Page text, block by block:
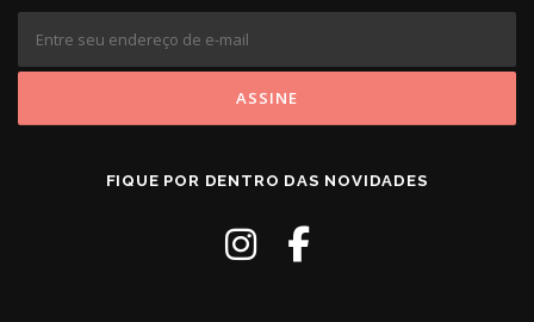
FIQUE POR DENTRO DAS NOVIDADES